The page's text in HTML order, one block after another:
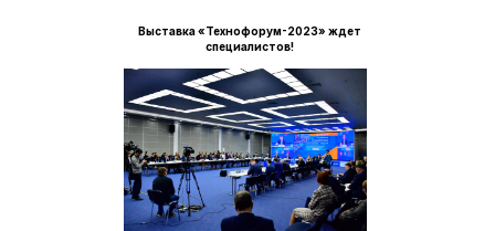
Выставка «Технофорум-2023» ждет
специалистов!